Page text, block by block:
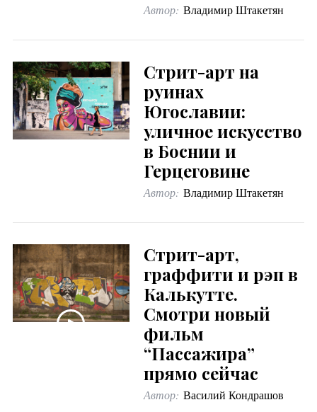
Автор: Владимир Штакетян
Стрит-арт на
руинах
Югославии:
уличное искусство
в Боснии и
Герцеговине
Автор: Владимир Штакетян
Стрит-арт,
граффити и рэп в
Калькутте.
Смотри новый
фильм
“Пассажира”
прямо сейчас
Автор: Василий Кондрашов